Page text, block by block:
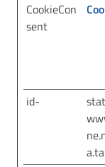
CookieCon
sent
id-